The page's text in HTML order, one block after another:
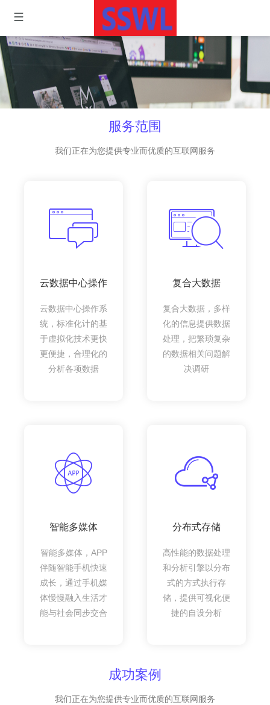
服务范围
我们正在为您提供专业而优质的互联网服务
云数据中心操作
云数据中心操作系
统，标准化计的基
于虚拟化技术更快
更便捷，合理化的
分析各项数据
复合大数据
复合大数据，多样
化的信息提供数据
处理，把繁琐复杂
的数据相关问题解
决调研
智能多媒体
智能多媒体，APP
伴随智能手机快速
成长，通过手机媒
体慢慢融入生活才
能与社会同步交合
分布式存储
高性能的数据处理
和分析引擎以分布
式的方式执行存
储，提供可视化便
捷的自设分析
成功案例
我们正在为您提供专业而优质的互联网服务